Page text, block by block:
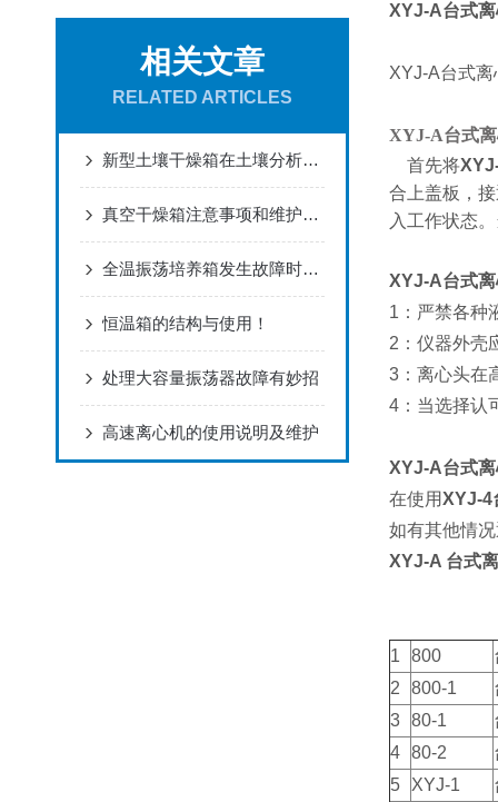
相关文章
RELATED ARTICLES
新型土壤干燥箱在土壤分析上面有那些帮助
真空干燥箱注意事项和维护保养
全温振荡培养箱发生故障时如何处理
恒温箱的结构与使用！
处理大容量振荡器故障有妙招
高速离心机的使用说明及维护
XYJ-A台式
XYJ-A台式离
XYJ-A台式
首先将
合上盖板，
入工作状态
XYJ-A台式
1：严禁各种
2：仪器外壳
3：离心头在
4：当选择认
XYJ-A台式
在使用XYJ-4
如有其他情
XYJ-A 台式
1 800
2
800-1
3 80-1
4 80-2
5
XYJ-1